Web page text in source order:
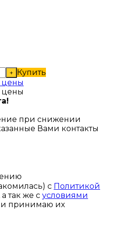
+ Купить
цены
цены
при снижении
Вами контакты
с Политикой
а так же с условиями
и принимаю их